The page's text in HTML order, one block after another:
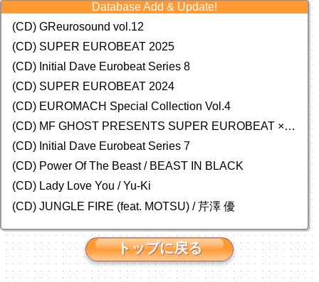
Database Add & Update!
(CD) GReurosound vol.12
(CD) SUPER EUROBEAT 2025
(CD) Initial Dave Eurobeat Series 8
(CD) SUPER EUROBEAT 2024
(CD) EUROMACH Special Collection Vol.4
(CD) MF GHOST PRESENTS SUPER EUROBEAT × ORIGINAL SOUNDTRACK NEW COLLECTION
(CD) Initial Dave Eurobeat Series 7
(CD) Power Of The Beast / BEAST IN BLACK
(CD) Lady Love You / Yu-Ki
(CD) JUNGLE FIRE (feat. MOTSU) / 芹澤 優
トップに戻る